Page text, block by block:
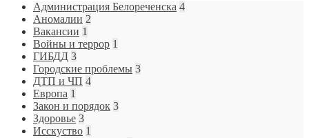
Администрация Белореченска 4
Аномалии 2
Вакансии 1
Войны и террор 1
ГИБДД 3
Городские проблемы 3
ДТП и ЧП 4
Европа 1
Закон и порядок 3
Здоровье 3
Исскуство 1